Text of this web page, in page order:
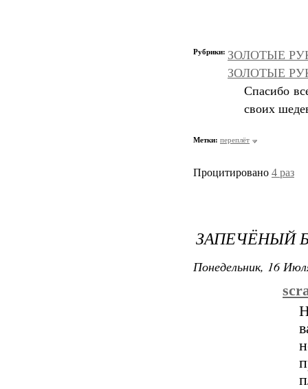
Рубрики: ЗОЛОТЫЕ
ЗОЛОТЫЕ
Спасибо
своих
Метки: переплёт
Процитировано 4 раз
ЗАПЕЧЁНЫЙ
Понедельник, 16